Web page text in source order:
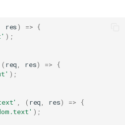
res) => {
);
( req, res) =>
{
);
, ( req, res) =>
{
);